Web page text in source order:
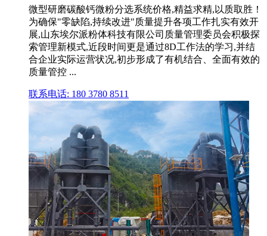
微型研磨碳酸钙微粉分选系统价格,精益求精,以质取胜！
为确保"零缺陷,持续改进"质量提升各项工作扎实有效开
展,山东埃尔派粉体科技有限公司质量管理委员会积极探
索管理新模式,近段时间更是通过8D工作法的学习,并结
合企业实际运营状况,初步形成了有机结合、全面有效的
质量管控 ...
联系电话: 180 3780 8511